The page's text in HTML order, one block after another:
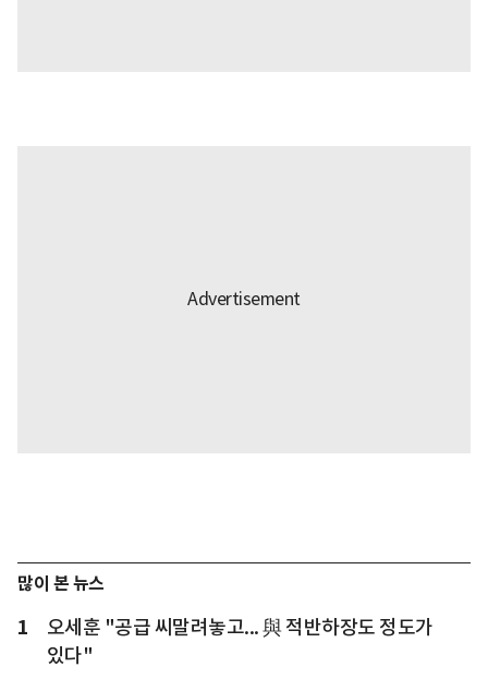
많이 본 뉴스
1
오세훈 "공급 씨말려놓고... 與 적반하장도 정도가
있다"